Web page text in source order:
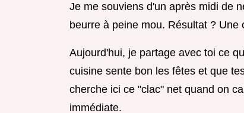
Je me souviens d'un après midi de
beurre à peine mou. Résultat ?
Aujourd'hui, je partage avec toi ce
cuisine sente bon les fêtes et que
cherche ici ce "clac" net quand on
immédiate.